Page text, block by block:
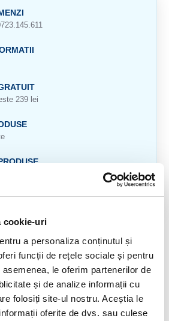
cookie-uri
a personaliza conținutul și
funcții de rețele sociale și pentru
le oferim partenerilor de
și de analize informații cu
folosiți site-ul nostru. Aceștia le
oferite de dvs. sau culese
239 lei
si inchizatoare de argint.
din imagine.